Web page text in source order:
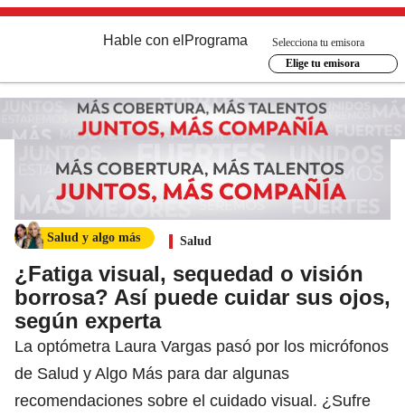
Hable con el Programa
Selecciona tu emisora
Elige tu emisora
Salud y algo más Salud
¿Fatiga visual, sequedad o visión
borrosa? Así puede cuidar sus ojos,
según experta
La optómetra Laura Vargas pasó por los micrófonos
de Salud y Algo Más para dar algunas
recomendaciones sobre el cuidado visual. ¿Sufre